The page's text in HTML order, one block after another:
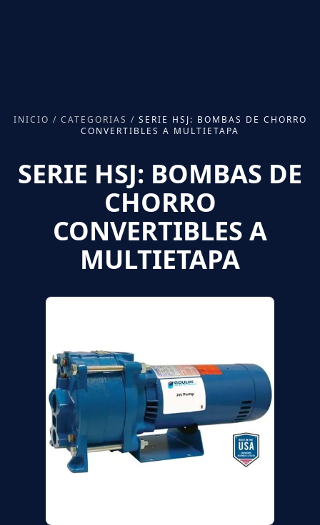
INICIO / CATEGORIAS / SERIE HSJ: BOMBAS DE CHORRO
CONVERTIBLES A MULTIETAPA
SERIE HSJ: BOMBAS DE
CHORRO
CONVERTIBLES A
MULTIETAPA